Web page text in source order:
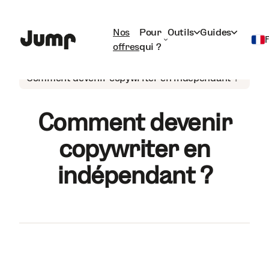
Nos
offres
Pour
qui ?
Outils Guides
Comment devenir copywriter en indépendant ?
Comment devenir
copywriter en
indépendant ?